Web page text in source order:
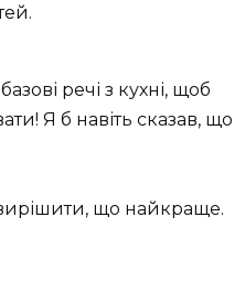
речі з кухні, щоб
Я б навіть сказав, що
що найкраще.